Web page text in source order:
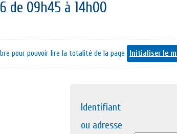
de 09h45 à 14h00
pour pouvoir lire la totalité de la page Initialiser le
Identifiant
ou adresse